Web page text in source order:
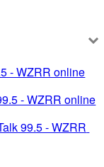
- WZRR online
- WZRR online
99.5 - WZRR